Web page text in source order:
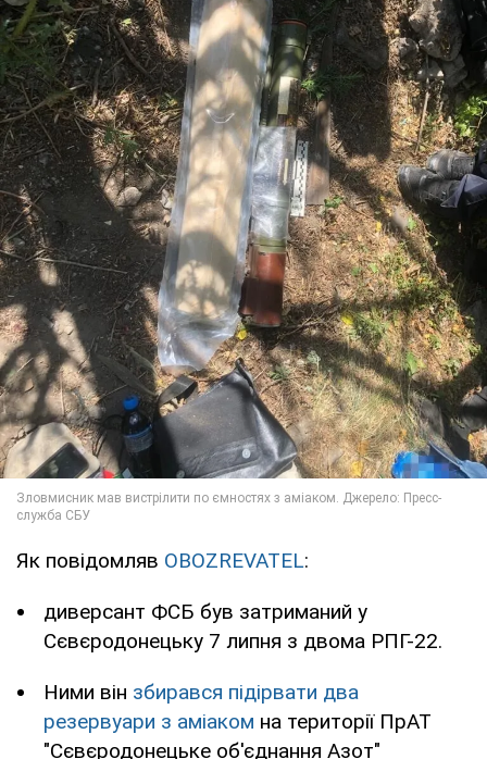
Як повідомляв OBOZREVATEL:
диверсант ФСБ був затриманий у
Сєвєродонецьку 7 липня з двома РПГ-22.
Ними він збирався підірвати два
резервуари з аміаком на території ПрАТ
"Сєвєродонецьке об'єднання Азот"